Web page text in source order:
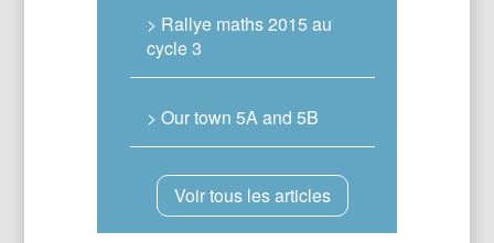
> Rallye maths 2015 au
cycle 3
> Our town 5A and 5B
Voir tous les articles